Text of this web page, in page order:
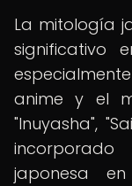
La mitología
significativo
anime y el
"Inuyasha",
japonesa